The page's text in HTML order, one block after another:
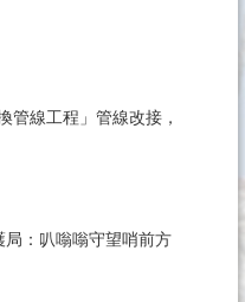
管線工程」管線改接，
：叭嗡嗡守望哨前方